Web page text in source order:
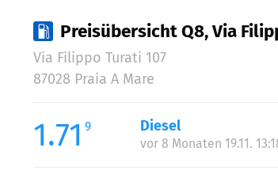
Preisübersicht Q8, Via
Via Filippo Turati 107
87028 Praia A Mare
1.71 9 Diesel
vor 8 Monaten 19.11.